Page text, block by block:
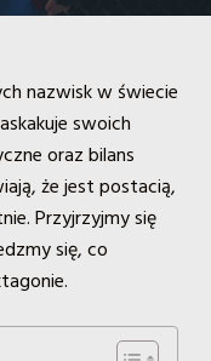
nazwisk w świecie
swoich
oraz bilans
że jest postacią,
Przyjrzyjmy się
się, co